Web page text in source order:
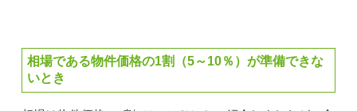
相場である物件価格の1割（5～10％）が準備できな
いとき